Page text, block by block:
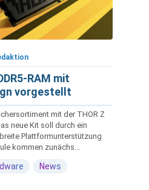
RAM mit
vorgestellt
mit der THOR Z
neue Kit soll durch ein
Plattformunterstützung
kommen zunächs...
News